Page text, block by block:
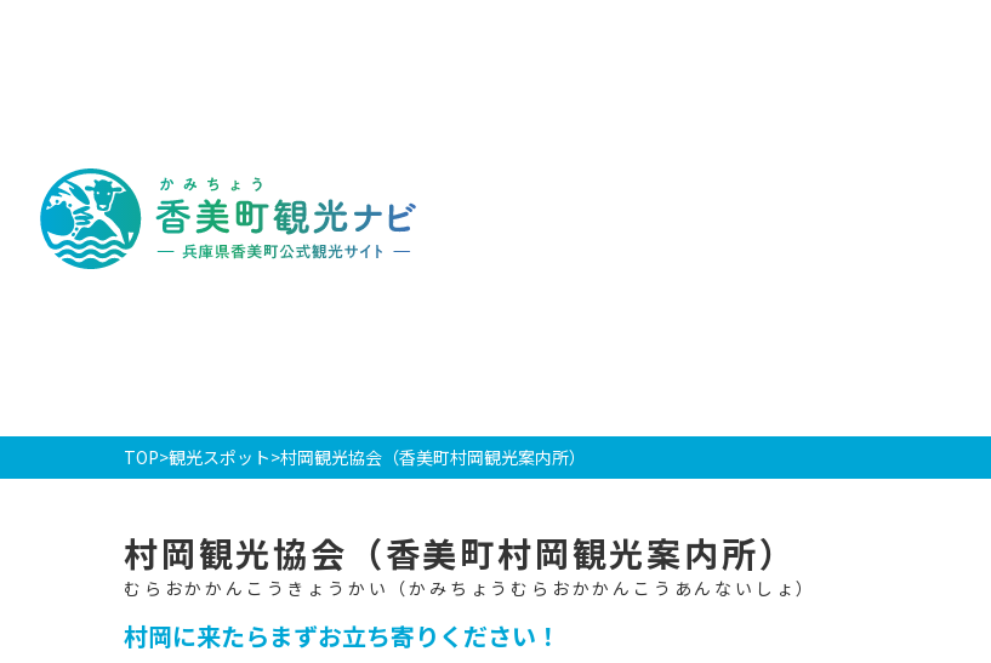
香
美
町
観
光
美
町
公
式
観
光
サ
イ
ト
-
TOP 観光スポット 村岡観光協会（香美町村岡観光案内所）
村岡観光協会（香美町村岡観光案内所）
村岡に来たらまずお立ち寄りください！